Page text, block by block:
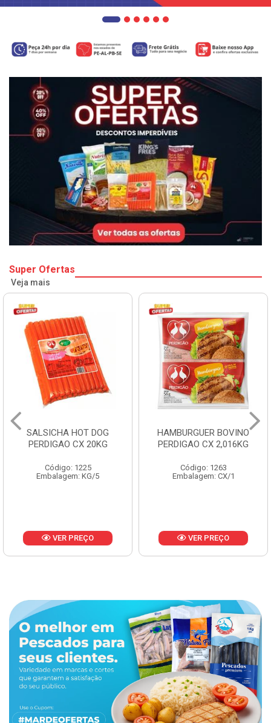
Super Ofertas
Veja mais
HAMBURGUER BOVINO
PERDIGAO CX 2,016KG
Código: 1263
Embalagem: CX/1
VER PREÇO
MORTADELA FLUMINENSE
CX 4X3KG 12KG
Código: 1288
Embalagem: KG/12
VER PREÇO